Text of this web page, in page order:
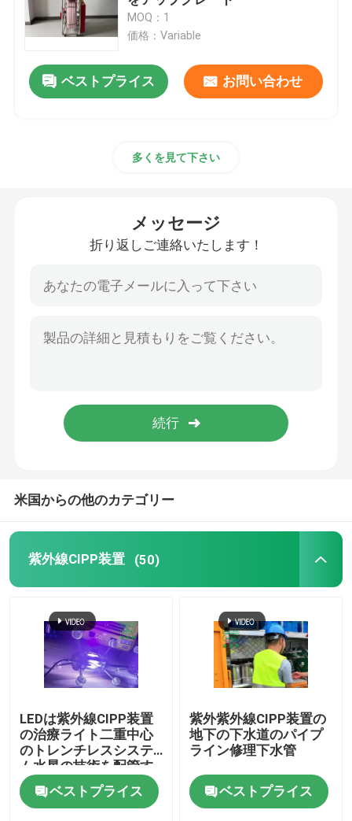
メッセージ
折り返しご連絡いたします！
紫外線CIPPのライニング
CCTVの管のクローラー
CIPPパッチ修理
トレンチレスの下水道修理
トレンチレスのパイプラインの構造
管の包装業者
ウォーター ジェットのクリーニングのノズル
膨らませられるパイププラグ
排水ポンプ
MOQ：1
価格：Variable
ベストプライス お問い合わせ
多くを見て下さい
メッセージ
折り返しご連絡いたします！
米国からの他のカテゴリー
紫外線CIPP装置 (50)
LEDは紫外線CIPP装置
の治療ライト二重中心
のトレンチレスシステ
ム水星の技術を配管す
る
ベストプライス
紫外紫外線CIPP装置の
地下の下水道のパイプ
ライン修理下水管
ベストプライス